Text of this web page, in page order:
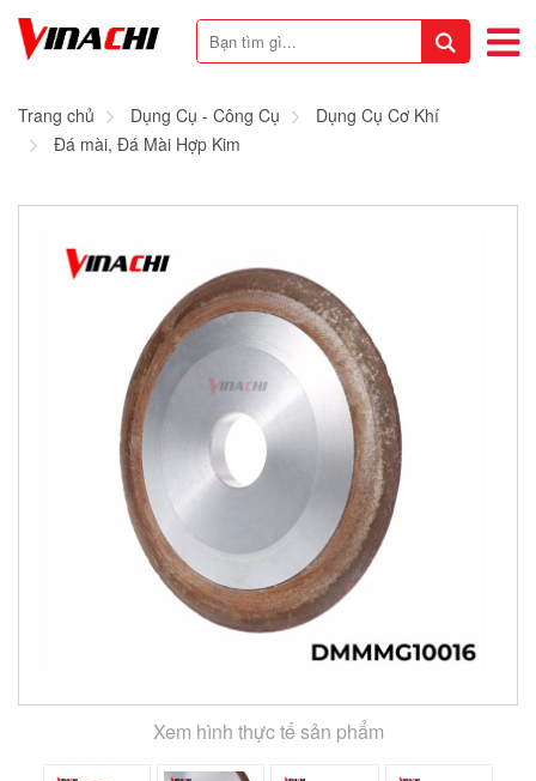
Trang chủ Dụng Cụ - Công Cụ
Dụng Cụ Cơ Khí
Đá mài, Đá Mài Hợp Kim
Xem hình thực tế sản phẩm